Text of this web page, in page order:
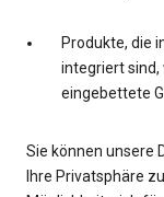
Produkte, die
integriert sind,
eingebettete
Sie können unsere
Ihre Privatsphäre